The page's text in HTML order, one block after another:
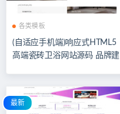
各类模板
(自适应手机端)响应式HTML5
高端瓷砖卫浴网站源码 品牌建
最新